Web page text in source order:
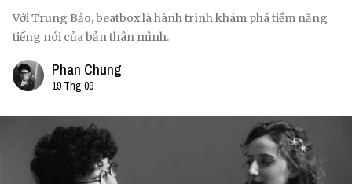
Với Trung Bảo, beatbox là hành trình khám phá tiềm năng
tiếng nói của bản thân mình.
Phan Chung
19 Thg 09